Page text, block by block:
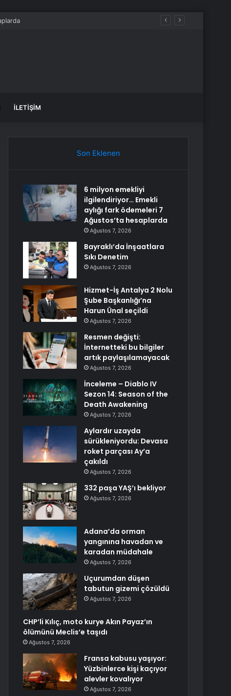
İLETIŞIM
Son Eklenen
6 milyon emekliyi
ilgilendiriyor… Emekli
aylığı fark ödemeleri 7
Ağustos’ta hesaplarda
Ağustos 7, 2026
Bayraklı’da İnşaatlara
Sıkı Denetim
Ağustos 7, 2026
Hizmet-İş Antalya 2 Nolu
Şube Başkanlığı’na
Harun Ünal seçildi
Ağustos 7, 2026
Resmen değişti:
İnternetteki bu bilgiler
artık paylaşılamayacak
Ağustos 7, 2026
İnceleme – Diablo IV
Sezon 14: Season of the
Death Awakening
Ağustos 7, 2026
Aylardır uzayda
sürükleniyordu: Devasa
roket parçası Ay’a
çakıldı
Ağustos 7, 2026
332 paşa YAŞ’ı bekliyor
Ağustos 7, 2026
Adana’da orman
yangınına havadan ve
karadan müdahale
Ağustos 7, 2026
Uçurumdan düşen
tabutun gizemi çözüldü
Ağustos 7, 2026
CHP’li Kılıç, moto kurye Akın Payaz’ın
ölümünü Meclis’e taşıdı
Ağustos 7, 2026
Fransa kabusu yaşıyor:
Yüzbinlerce kişi kaçıyor
alevler kovalıyor
Ağustos 7, 2026